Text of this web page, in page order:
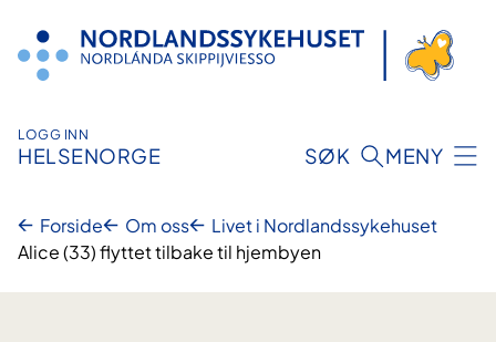
innhold
LOGG INN
HELSENORGE SØK MENY
Forside Om oss
Livet i Nordlandssykehuset
Alice (33) flyttet tilbake til hjembyen